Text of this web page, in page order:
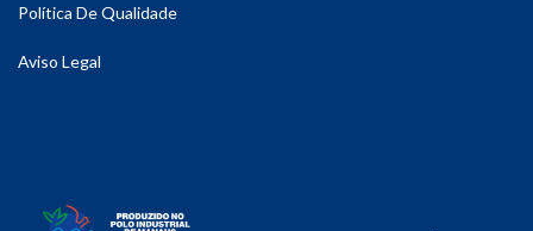
Política De Qualidade
Aviso Legal